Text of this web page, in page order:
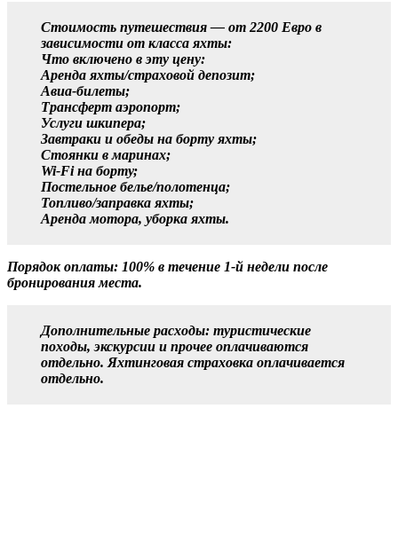
Стоимость путешествия — от 2200 Евро в
зависимости от класса яхты:
Что включено в эту цену:
Аренда яхты/страховой депозит;
Авиа-билеты;
Трансферт аэропорт;
Услуги шкипера;
Завтраки и обеды на борту яхты;
Стоянки в маринах;
Wi-Fi на борту;
Постельное белье/полотенца;
Топливо/заправка яхты;
Аренда мотора, уборка яхты.
Порядок оплаты: 100% в течение 1-й недели после
бронирования места.
Дополнительные расходы: туристические
походы, экскурсии и прочее оплачиваются
отдельно. Яхтинговая страховка оплачивается
отдельно.